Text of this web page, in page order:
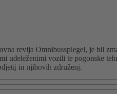
revija Omnibusspiegel, je bil
udeleženimi vozili te pogonske
in njihovih združenj.